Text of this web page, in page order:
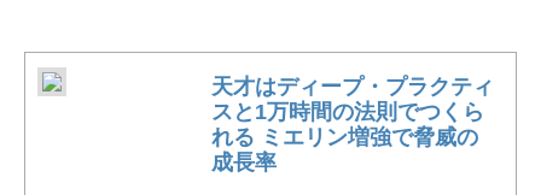
天才はディープ・プラクティ
スと1万時間の法則でつくら
れる ミエリン増強で脅威の
成長率